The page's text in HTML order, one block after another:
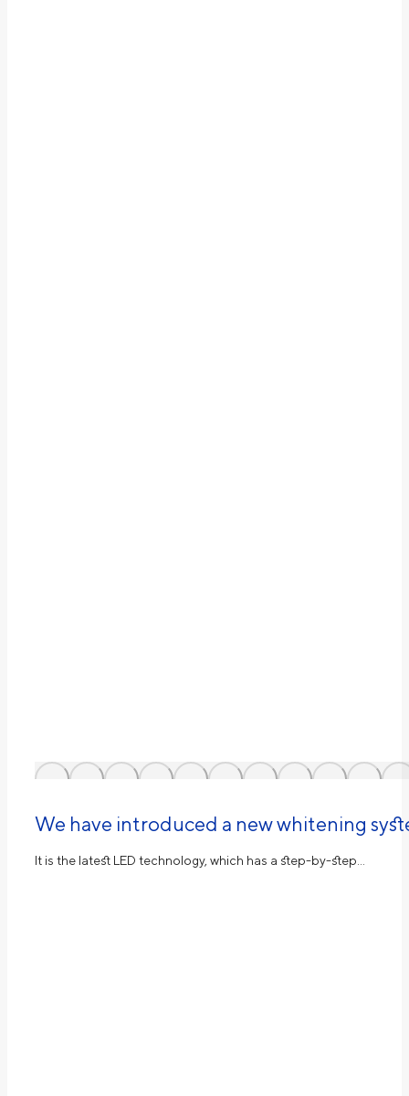
We have introduced a new whitening
It is the latest LED technology, which has a step-by-step…